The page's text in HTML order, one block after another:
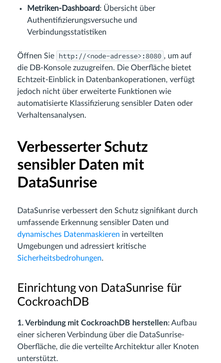
Metriken-Dashboard: Übersicht über
Authentifizierungsversuche und
Verbindungsstatistiken
Öffnen Sie http://<node-adresse>:8080 , um auf
die DB-Konsole zuzugreifen. Die Oberfläche bietet
Echtzeit-Einblick in Datenbankoperationen, verfügt
jedoch nicht über erweiterte Funktionen wie
automatisierte Klassifizierung sensibler Daten oder
Verhaltensanalysen.
Verbesserter Schutz
sensibler Daten mit
DataSunrise
DataSunrise verbessert den Schutz signifikant durch
umfassende Erkennung sensibler Daten und
dynamisches Datenmaskieren in verteilten
Umgebungen und adressiert kritische
Sicherheitsbedrohungen.
Einrichtung von DataSunrise für
CockroachDB
1. Verbindung mit CockroachDB herstellen: Aufbau
einer sicheren Verbindung über die DataSunrise-
Oberfläche, die die verteilte Architektur aller Knoten
unterstützt.